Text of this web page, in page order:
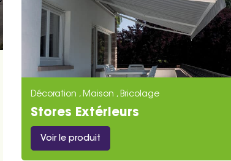
Décoration , Maison , Bricolage
Stores Extérieurs
Voir le produit